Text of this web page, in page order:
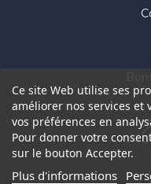
Ce site Web utilise ses
améliorer nos services et
vos préférences en
Pour donner votre
sur le bouton Accepter.
Plus d'informations